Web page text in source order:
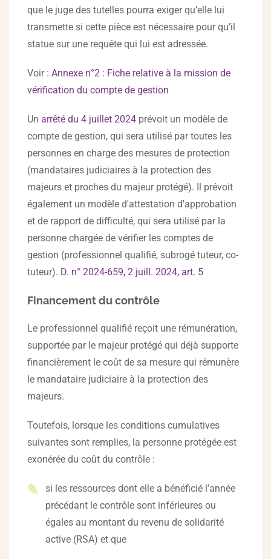
que le juge des tutelles pourra exiger qu’elle lui
transmette si cette pièce est nécessaire pour qu’il
statue sur une requête qui lui est adressée.
Voir : Annexe n°2 : Fiche relative à la mission de
vérification du compte de gestion
Un arrêté du 4 juillet 2024 prévoit un modèle de
compte de gestion, qui sera utilisé par toutes les
personnes en charge des mesures de protection
(mandataires judiciaires à la protection des
majeurs et proches du majeur protégé). Il prévoit
également un modèle d'attestation d'approbation
et de rapport de difficulté, qui sera utilisé par la
personne chargée de vérifier les comptes de
gestion (professionnel qualifié, subrogé tuteur, co-
tuteur). D. n° 2024-659, 2 juill. 2024, art. 5
Financement du contrôle
Le professionnel qualifié reçoit une rémunération,
supportée par le majeur protégé qui déjà supporte
financièrement le coût de sa mesure qui rémunère
le mandataire judiciaire à la protection des
majeurs.
Toutefois, lorsque les conditions cumulatives
suivantes sont remplies, la personne protégée est
exonérée du coût du contrôle :
si les ressources dont elle a bénéficié l’année
précédant le contrôle sont inférieures ou
égales au montant du revenu de solidarité
active (RSA) et que